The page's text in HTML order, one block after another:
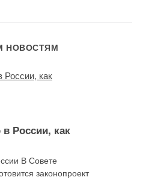
НОВОСТЯМ
России, как
В Совете
законопроект